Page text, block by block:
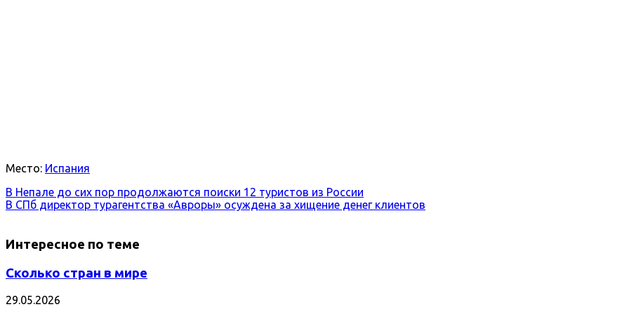
Место: Испания
В Непале до сих пор продолжаются поиски 12 туристов из России
В СПб директор турагентства «Авроры» осуждена за хищение денег клиентов
Интересное по теме
Сколько стран в мире
29.05.2026